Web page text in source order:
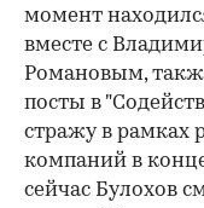
момент
вместе с
Романовым,
посты в
стражу в рамках
компаний в
сейчас Булохов